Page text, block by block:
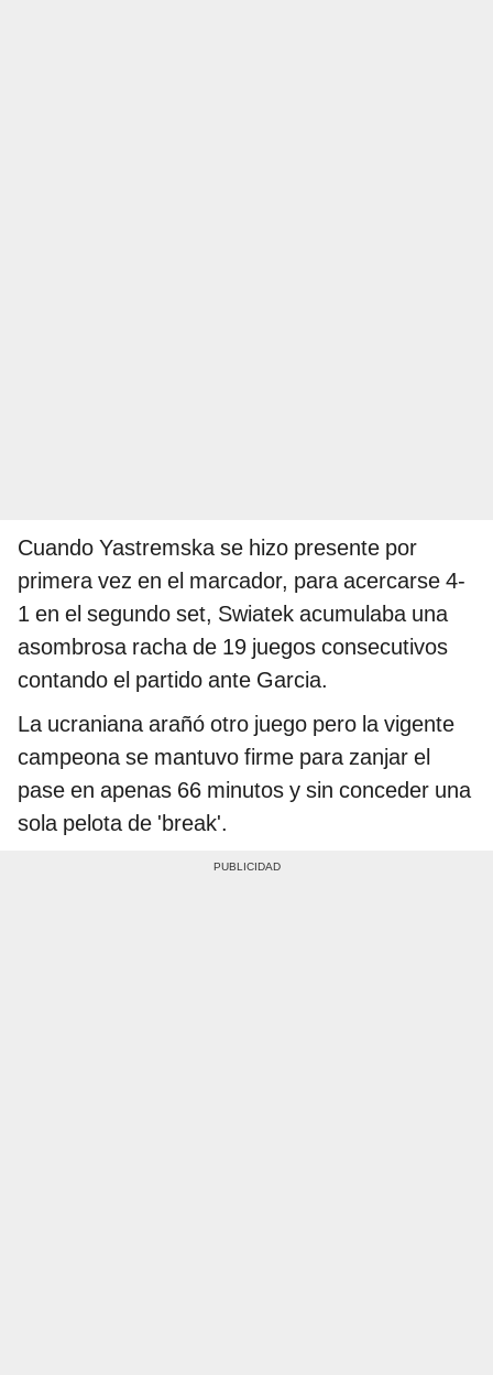
Cuando Yastremska se hizo presente por
primera vez en el marcador, para acercarse 4-
1 en el segundo set, Swiatek acumulaba una
asombrosa racha de 19 juegos consecutivos
contando el partido ante Garcia.
La ucraniana arañó otro juego pero la vigente
campeona se mantuvo firme para zanjar el
pase en apenas 66 minutos y sin conceder una
sola pelota de 'break'.